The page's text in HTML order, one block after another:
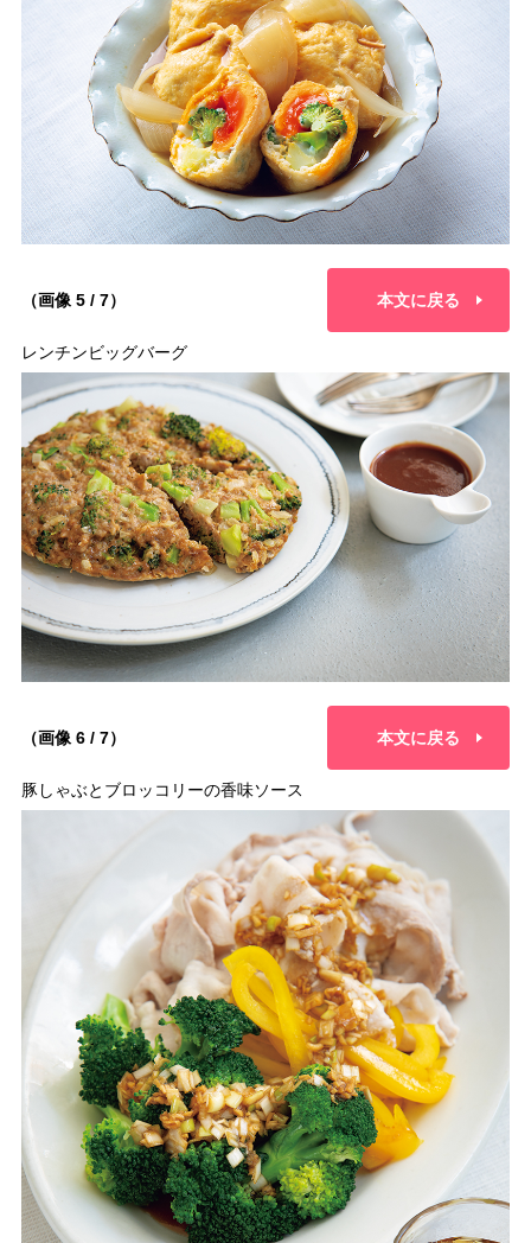
（画像 5 / 7） 本文に戻る
レンチンビッグバーグ
（画像 6 / 7） 本文に戻る
豚しゃぶとブロッコリーの香味ソース